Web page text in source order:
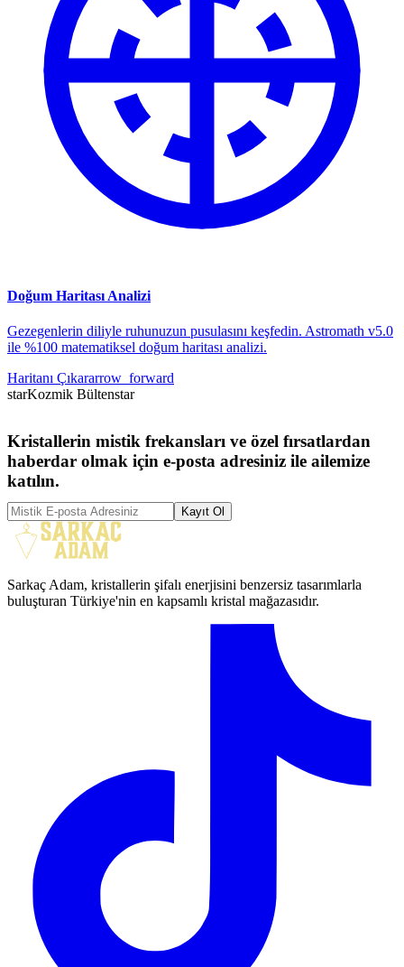
Doğum Haritası Analizi
Gezegenlerin diliyle ruhunuzun pusulasını keşfedin. Astromath v5.0
ile %100 matematiksel doğum haritası analizi.
Haritanı Çıkararrow_forward
starKozmik Bültenstar
Kristallerin mistik frekansları ve özel fırsatlardan
haberdar olmak için e-posta adresiniz ile ailemize
katılın.
Kayıt Ol
Sarkaç Adam, kristallerin şifalı enerjisini benzersiz tasarımlarla
buluşturan Türkiye'nin en kapsamlı kristal mağazasıdır.